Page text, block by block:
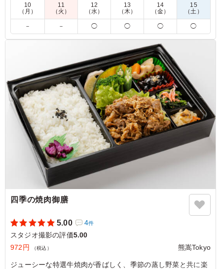
5.0 株式会社デフレックストア
油淋鶏は、外は香ばしく中はジューシーに仕上がった鶏肉
に、香味野菜の風味が効いた甘酸っぱいたれがよく絡み、
食欲をそそる一品でした。ねぎの爽やかな香りがアクセン
トとなり、濃すぎない味わいで最後までおいしくいただけ
ご利用シーン：ロケ・撮影›スタジオ撮影
神奈川県横浜市都筑区高山 2026/07/22
10
（月）
11
（火）
12
（水）
13
（木）
14
（金）
15
（土）
－ － ◯ ◯ ◯ ◯
四季の焼肉御膳
5.00 4件
スタジオ撮影の評価5.00
972円
（税込） 熊嵩Tokyo
ジューシーな特選牛焼肉が香ばしく、季節の蒸し野菜と共に楽